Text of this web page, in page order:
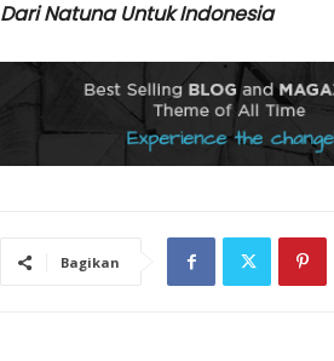
Dari Natuna Untuk Indonesia
Bagikan